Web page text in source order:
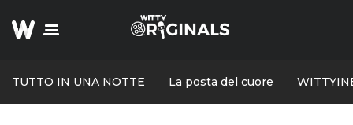
TUTTO IN UNA NOTTE La posta del cuore